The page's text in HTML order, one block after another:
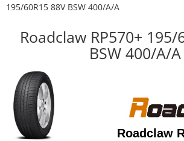
195/60R15 88V BSW 400/A/A
Roadclaw RP570+ 195/
BSW 400/A/A
Roadclaw